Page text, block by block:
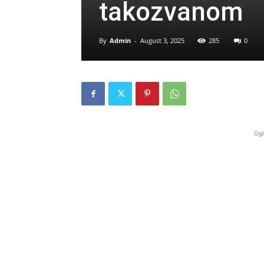
takozvanom
By Admin - August 3, 2025 285 0